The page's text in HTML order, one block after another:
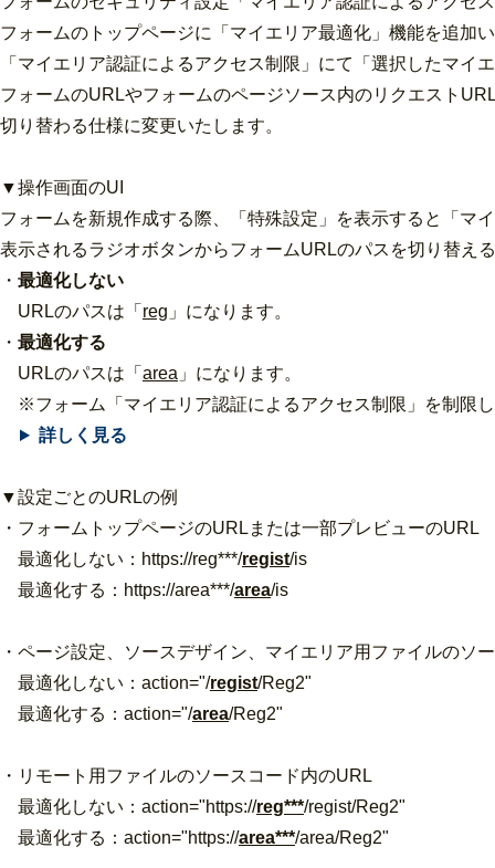
フォームのトップページに「マイエリア最適化」機能を追加
「マイエリア認証によるアクセス制限」にて「選択したマ
フォームのURLやフォームのページソース内のリクエスト
切り替わる仕様に変更いたします。
▼操作画面のUI
フォームを新規作成する際、「特殊設定」を表示すると「マ
表示されるラジオボタンからフォームURLのパスを切り替え
・ 最適化しない
URLのパスは「 reg 」になります。
・ 最適化する
URLのパスは「 area 」になります。
※フォーム「マイエリア認証によるアクセス制限」を制限
詳しく見る
▼設定ごとのURLの例
・フォームトップページのURLまたは一部プレビューのURL
最適化しない：https://reg***/regist/is
最適化する：https://area***/area/is
・ページ設定、ソースデザイン、マイエリア用ファイルのソ
最適化しない：action="/regist/Reg2"
最適化する：action="/area/Reg2"
・リモート用ファイルのソースコード内のURL
最適化しない：action="https://reg***/regist/Reg2"
最適化する：action="https://area***/area/Reg2"